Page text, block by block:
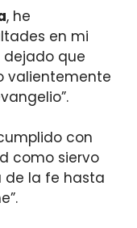
, he
en mi
dejado que
valientemente
con
como siervo
de la fe hasta